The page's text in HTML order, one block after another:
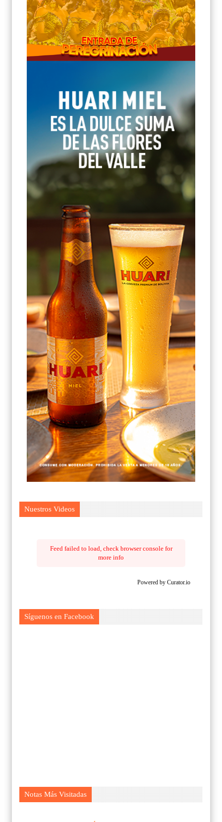
Nuestros Videos
Feed failed to load, check browser console for
more info
Powered by Curator.io
Síguenos en Facebook
Notas Más Visitadas